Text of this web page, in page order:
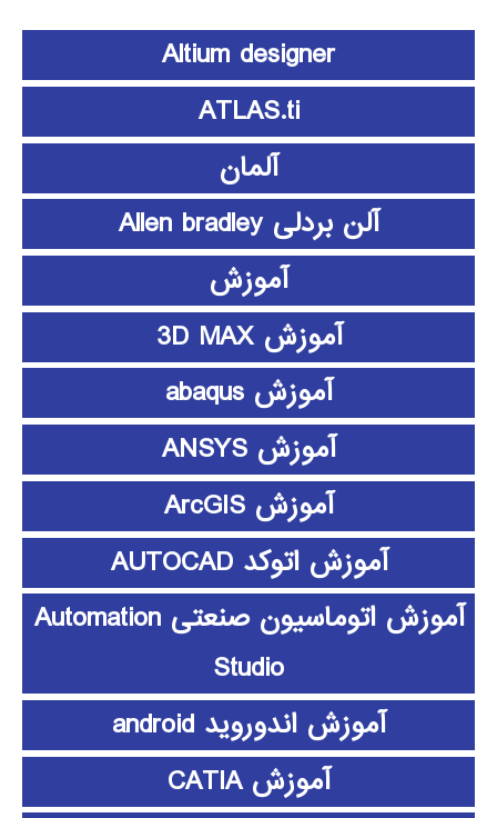
Altium designer
ATLAS.ti
آلمان
آلن بردلی Allen bradley
آموزش
آموزش 3D MAX
آموزش abaqus
آموزش ANSYS
آموزش ArcGIS
آموزش اتوکد AUTOCAD
آموزش اتوماسیون صنعتی Automation
Studio
آموزش اندوروید android
آموزش CATIA